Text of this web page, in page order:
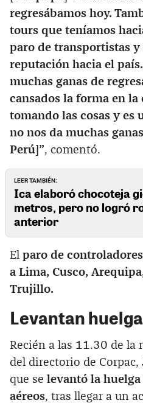
regresábamos hoy.
tours que teníamos
paro de transportistas y
reputación hacia el
muchas ganas de
cansados la forma en la
tomando las cosas y es
no nos da muchas
Perú]”, comentó.
LEER TAMBIÉN:
Ica elaboró chocoteja
metros, pero no logró
anterior
El paro de
a Lima, Cusco,
Trujillo.
Levantan huelga
Recién a las 11.30 de la
del directorio de Corpac,
que se levantó la
aéreos, tras llegar a un